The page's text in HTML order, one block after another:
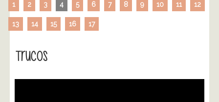
1 2 3 4 5 6 7 8 9 10 11 12
13 14 15 16 17
Trucos